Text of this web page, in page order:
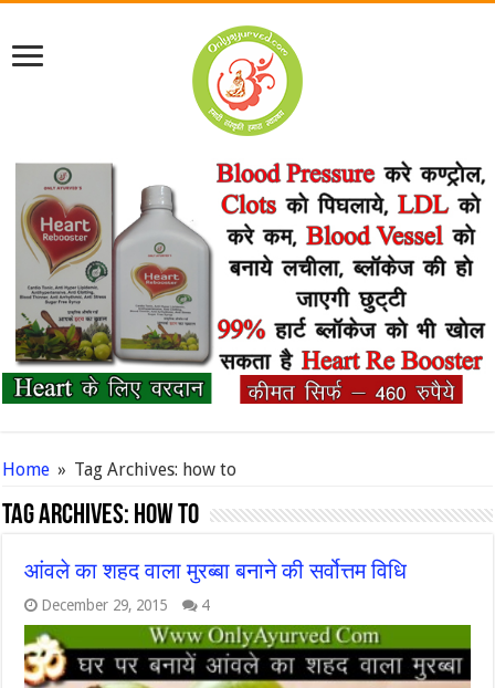
Home » Tag Archives: how to
Tag Archives: how to
आंवले का शहद वाला मुरब्बा बनाने की सर्वोत्तम विधि
December 29, 2015 4